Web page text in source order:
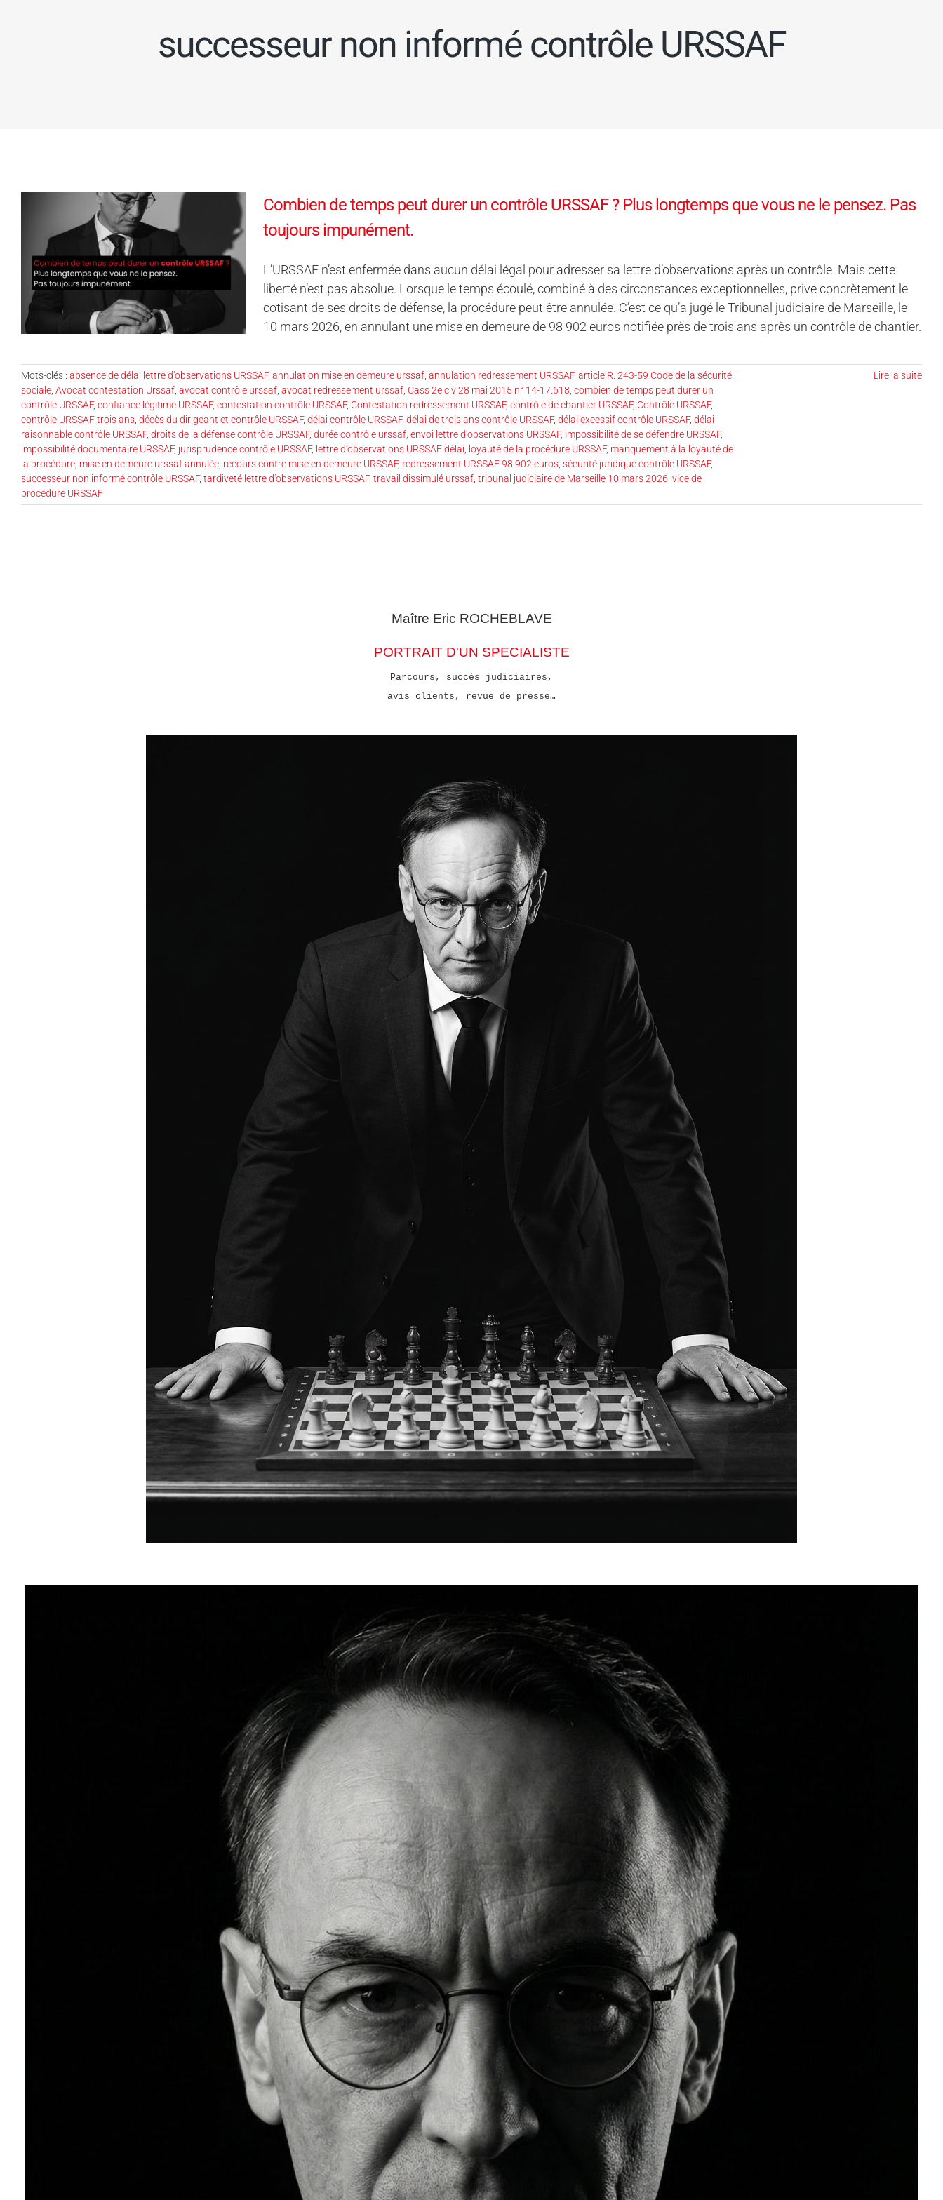
successeur non informé contrôle URSSAF
Combien de temps peut durer un contrôle URSSAF ? Plus longtemps que vous ne le pensez. Pas
toujours impunément.
L’URSSAF n’est enfermée dans aucun délai légal pour adresser sa lettre d’observations après un contrôle. Mais cette
liberté n’est pas absolue. Lorsque le temps écoulé, combiné à des circonstances exceptionnelles, prive concrètement le
cotisant de ses droits de défense, la procédure peut être annulée. C’est ce qu’a jugé le Tribunal judiciaire de Marseille, le
10 mars 2026, en annulant une mise en demeure de 98 902 euros notifiée près de trois ans après un contrôle de chantier.
Mots-clés : absence de délai lettre d'observations URSSAF, annulation mise en demeure urssaf annulation redressement URSSAF, article R. 243-59 Code de la sécurité
sociale Avocat contestation Urssaf avocat contrôle urssaf avocat redressement urssaf Cass 2e civ 28 mai 2015 n° 14-17.618 combien de temps peut durer un
contrôle URSSAF, confiance légitime URSSAF, contestation contrôle URSSAF, Contestation redressement URSSAF, contrôle de chantier URSSAF, Contrôle URSSAF,
contrôle URSSAF trois ans décès du dirigeant et contrôle URSSAF, délai contrôle URSSAF, délai de trois ans contrôle URSSAF, délai excessif contrôle URSSAF, délai
raisonnable contrôle URSSAF, droits de la défense contrôle URSSAF, durée contrôle urssaf envoi lettre d'observations URSSAF, impossibilité de se défendre URSSAF,
impossibilité documentaire URSSAF, jurisprudence contrôle URSSAF, lettre d'observations URSSAF délai loyauté de la procédure URSSAF, manquement à la loyauté de
la procédure mise en demeure urssaf annulée recours contre mise en demeure URSSAF, redressement URSSAF 98 902 euros sécurité juridique contrôle URSSAF,
successeur non informé contrôle URSSAF, tardiveté lettre d'observations URSSAF, travail dissimulé urssaf tribunal judiciaire de Marseille 10 mars 2026 vice de
procédure URSSAF
Lire la suite
Maître Eric ROCHEBLAVE
PORTRAIT D'UN SPECIALISTE
Parcours, succès judiciaires,
avis clients, revue de presse…